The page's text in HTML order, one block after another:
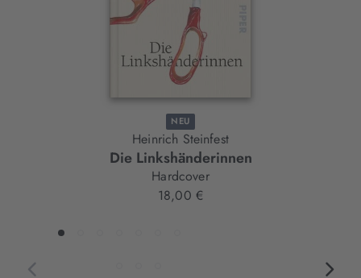
NEU
Heinrich Steinfest
Die Linkshänderinnen
Hardcover
18,00 €